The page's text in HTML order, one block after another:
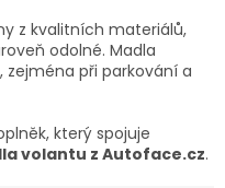
z kvalitních materiálů,
odolné. Madla
při parkování a
který spojuje
volantu z Autoface.cz.